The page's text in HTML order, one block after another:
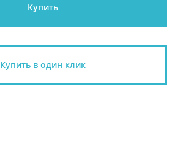
Купить
Купить в один клик